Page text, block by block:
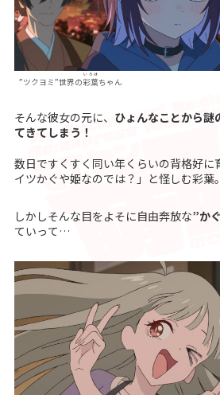
”ツクヨミ”世界の彩葉
いろは
ちゃん
そんな彼女の元に、 ひょんなことから謎
てきてしまう！
数日ですくすく同い年くらいの背格好に
イツかぐや姫なのでは？」と怪しむ彩葉。
しかしそんな目をよそに自由奔放な”か
ていって…